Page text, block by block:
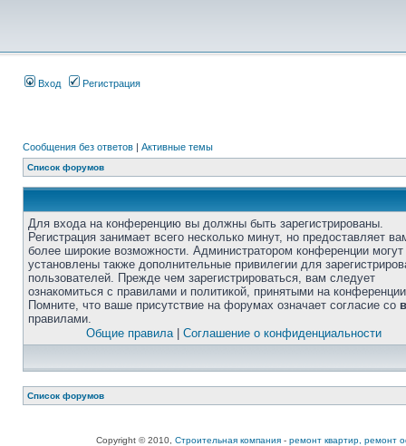
Вход Регистрация
Сообщения без ответов | Активные темы
Список форумов
Для входа на конференцию вы должны быть зарегистрированы.
Регистрация занимает всего несколько минут, но предоставляет
более широкие возможности. Администратором конференции
установлены также дополнительные привилегии для
пользователей. Прежде чем зарегистрироваться, вам следует
ознакомиться с правилами и политикой, принятыми на
Помните, что ваше присутствие на форумах означает согласие со
правилами.
Общие правила| Соглашение о конфиденциальности
Список форумов
Copyright © 2010, Строительная компания - ремонт квартир, ремонт